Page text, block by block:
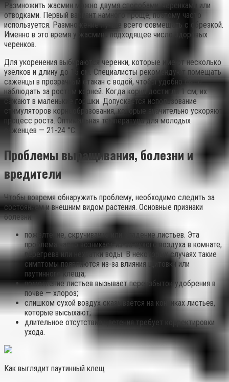
Размножить жасмин можно двумя способами: черенками или
отводками. Первый вариант намного проще, поэтому часто
используется. Размножение лучше всего совмещать с обрезкой.
Именно в это время у жасмина подходящее число здоровых
черенков.
Для укоренения выбираются черенки, которые имеют несколько
узелков и длину до 15 см. Специалисты рекомендуют помещать
саженцы в прозрачный стакан с водой, чтобы удобно было
наблюдать за ростом корней. Когда корни достигли 1 см, их
сажают в маленькие горшки. Допускается использование
стимуляторов корнеобразования, которые значительно ускоряют
процесс роста. Оптимальная температура для молодых
саженцев — 21-24 °C.
Проблемы выращивания, болезни и
вредители
Чтобы вовремя обнаружить проблему, необходимо следить за
состоянием и внешним видом растения. Основные признаки
болезни:
пожелтение, скручивание или опадение листьев. Эта
проблема часто возникает из-за сухого воздуха в комнате,
перегрева или нехватки воды. В некоторых случаях такие
симптомы появляются из-за влияния щитовки или
паутинного клеща;
пожелтение листьев вызывает переизбыток удобрения в
почве — хлороз;
слишком сухой воздух сказывается на кончиках листьев,
которые высыхают;
длительное отсутствие цветения требует корректировки
ухода.
Как выглядит паутинный клещ